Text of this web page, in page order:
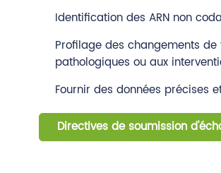
Identification des ARN non
Profilage des changements
pathologiques ou aux
Fournir des données précises
Directives de soumission